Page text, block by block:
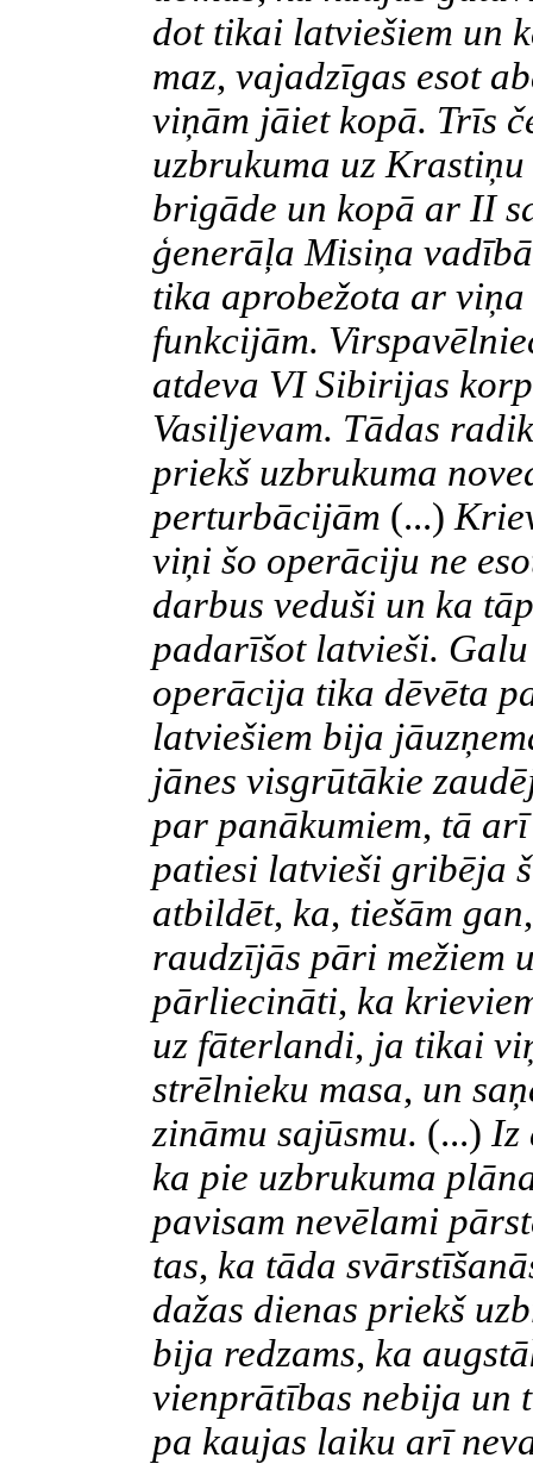
dot tikai latviešiem un
maz, vajadzīgas esot
viņām jāiet kopā. Trīs
uzbrukuma uz
brigāde un kopā ar II
ģenerāļa Misiņa
tika aprobežota ar
funkcijām.
atdeva VISibirijas
Vasiljevam. Tādas
priekš uzbrukuma
perturbācijām (...)
viņi šo operāciju ne
darbus veduši un ka
padarīšot latvieši.
operācija tika dēvēta
latviešiem bija
jānes visgrūtākie
par panākumiem, tā
patiesi latvieši gribēja
atbildēt, ka, tiešām gan,
raudzījās pāri mežiem
pārliecināti, ka
uz fāterlandi, ja tikai
strēlnieku masa, un
zināmu sajūsmu. (...) Iz
ka pie uzbrukuma
pavisam nevēlami
tas, ka tāda
dažas dienas priekš
bija redzams, ka
vienprātības nebija un
pa kaujas laiku arī